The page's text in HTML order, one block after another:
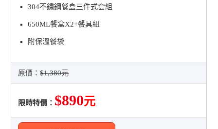
304不鏽鋼餐盒三件式套組
650ML餐盒X2+餐具組
附保溫餐袋
原價：$1,380元
限時特價： $890元